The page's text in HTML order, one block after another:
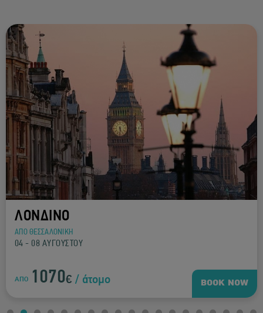
BOOK NOW
ΛΟΝΔΙΝΟ
ΑΠΟ ΘΕΣΣΑΛΟΝΙΚΗ
04 - 08 ΑΥΓΟΥΣΤΟΥ
ΑΠΟ 1070€ / άτομο